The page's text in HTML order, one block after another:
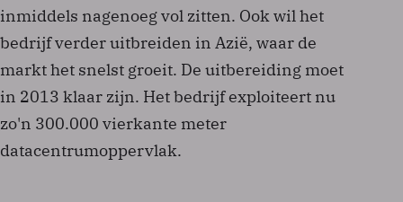
inmiddels nagenoeg vol zitten. Ook wil het
bedrijf verder uitbreiden in Azië, waar de
markt het snelst groeit. De uitbereiding moet
in 2013 klaar zijn. Het bedrijf exploiteert nu
zo'n 300.000 vierkante meter
datacentrumoppervlak.